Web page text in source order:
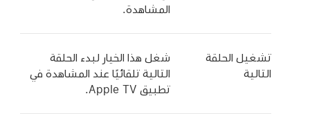
المشاهدة.
تشغيل الحلقة
التالية
شغل هذا الخيار لبدء الحلقة
التالية تلقائيًا عند المشاهدة في
تطبيق Apple TV
.